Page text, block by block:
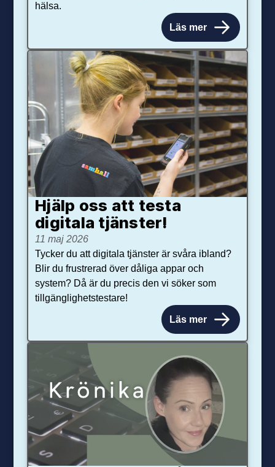
hälsa.
Läs mer
Hjälp oss att testa
digitala tjänster!
11 maj 2026
Tycker du att digitala tjänster är svåra ibland?
Blir du frustrerad över dåliga appar och
system? Då är du precis den vi söker som
tillgänglighetstestare!
Läs mer